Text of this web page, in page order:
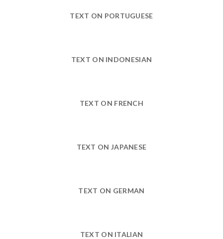
TEXT ON PORTUGUESE
TEXT ON INDONESIAN
TEXT ON FRENCH
TEXT ON JAPANESE
TEXT ON GERMAN
TEXT ON ITALIAN